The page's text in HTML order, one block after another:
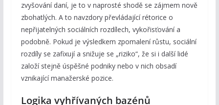
zvyšování daní, je to v naprosté shodě se zájmem nově
zbohatlých. A to navzdory převládající rétorice o
nepřijatelných sociálních rozdílech, vykořisťování a
podobně. Pokud je výsledkem zpomalení růstu, sociální
rozdíly se zafixují a snižuje se „riziko“, že si i další lidé
založí stejně úspěšné podniky nebo v nich obsadí
vznikající manažerské pozice.
Logika vyhřívaných bazénů